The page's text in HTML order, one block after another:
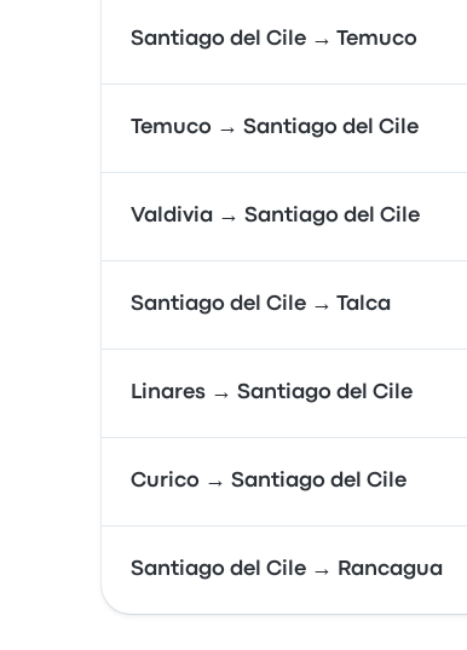
Santiago del Cile → Temuco
Temuco → Santiago del Cile
Valdivia → Santiago del Cile
Santiago del Cile → Talca
Linares → Santiago del Cile
Curico → Santiago del Cile
Santiago del Cile → Rancagua